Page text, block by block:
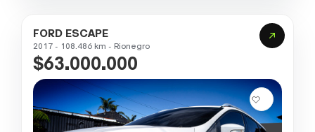
FORD ESCAPE
2017 - 108.486 km - Rionegro
$63.000.000